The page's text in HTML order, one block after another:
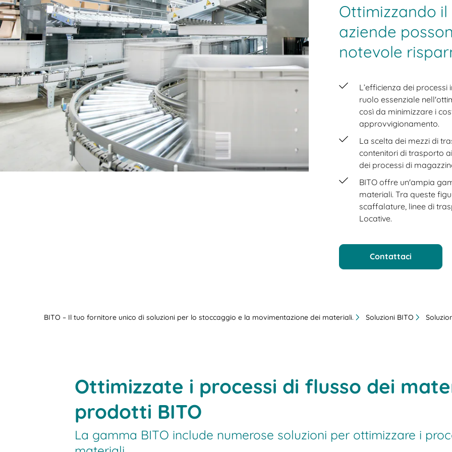
BIT O
Ottimizzando
aziende
notevole
L’efficienza dei
ruolo essenziale
così da minimizzare i
approvvigionamento.
La scelta dei mezzi di
contenitori di trasporto
dei processi di
BITO offre un'ampia
materiali. Tra queste
scaffalature, linee di
Locative.
Contattaci
BITO – Il tuo fornitore unico di soluzioni per lo stoccaggio e la movimentazione dei materiali. Soluzioni BITO
Ottimizzate i processi di flusso dei
prodotti BITO
La gamma BITO include numerose soluzioni per ottimizzare i